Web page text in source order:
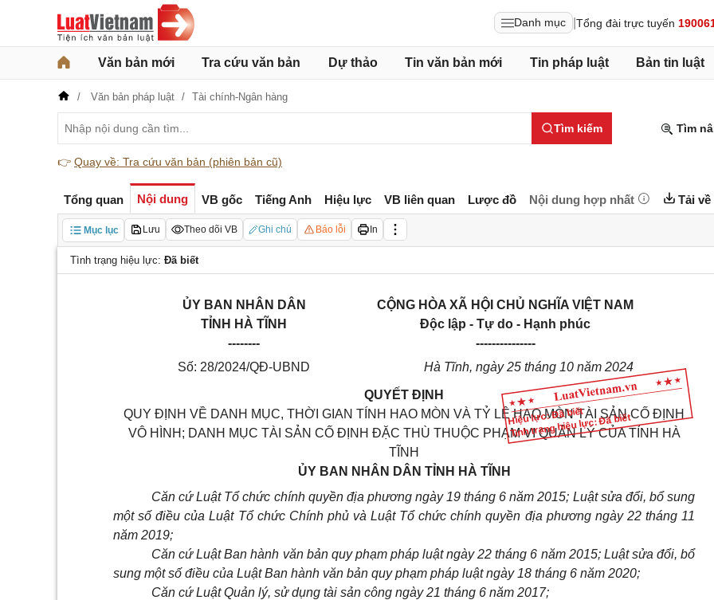
Danh mục Tổng đài trực tuyến
Văn bản mới Tra cứu văn bản Dự thảo Tin văn bản mới Tin pháp luật Bản tin luật
Văn bản pháp luật Tài chính-Ngân hàng
Tìm kiếm Tìm
👉 Quay về: Tra cứu văn bản (phiên bản cũ)
Tổng quan Nội dung VB gốc Tiếng Anh Hiệu lực VB liên quan Lược đồ Nội dung hợp nhất Tải về
Mục lục Lưu Theo dõi VB Ghi chú Báo lỗi In
Tình trạng hiệu lực: Đã biết
Hiệu lực: Đã biết
Tình trạng hiệu lực: Đã biết
ỦY BAN NHÂN DÂN
TỈNH HÀ TĨNH
--------
CỘNG HÒA XÃ HỘI CHỦ NGHĨA VIỆT NAM
Độc lập - Tự do - Hạnh phúc
---------------
Số: 28/2024/QĐ-UBND
Hà Tĩnh, ngày 25 tháng 10 năm 2024
QUYẾT ĐỊNH
QUY ĐỊNH VỀ DANH MỤC, THỜI GIAN TÍNH HAO MÒN VÀ TỶ LỆ HAO MÒN TÀI SẢN CỐ ĐỊNH
VÔ HÌNH; DANH MỤC TÀI SẢN CỐ ĐỊNH ĐẶC THÙ THUỘC PHẠM VI QUẢN LÝ CỦA TỈNH HÀ
TĨNH
ỦY BAN NHÂN DÂN TỈNH HÀ TĨNH
Căn cứ Luật Tổ chức chính quyền địa phương ngày 19 tháng 6 năm 2015; Luật sửa đổi, bổ sung
một số điều của Luật Tổ chức Chính phủ và Luật Tổ chức chính quyền địa phương ngày 22 tháng 11
năm 2019;
Căn cứ Luật Ban hành văn bản quy phạm pháp luật ngày 22 tháng 6 năm 2015; Luật sửa đổi, bổ
sung một số điều của Luật Ban hành văn bản quy phạm pháp luật ngày 18 tháng 6 năm 2020;
Căn cứ Luật Quản lý, sử dụng tài sản công ngày 21 tháng 6 năm 2017;